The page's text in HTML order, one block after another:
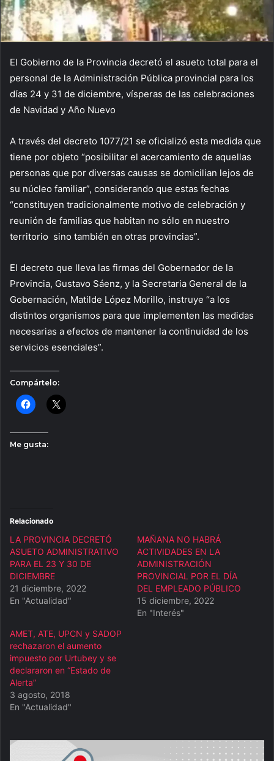
El Gobierno de la Provincia decretó el asueto total para el
personal de la Administración Pública provincial para los
días 24 y 31 de diciembre, vísperas de las celebraciones
de Navidad y Año Nuevo
A través del decreto 1077/21 se oficializó esta medida que
tiene por objeto “posibilitar el acercamiento de aquellas
personas que por diversas causas se domicilian lejos de
su núcleo familiar”, considerando que estas fechas
“constituyen tradicionalmente motivo de celebración y
reunión de familias que habitan no sólo en nuestro
territorio sino también en otras provincias”.
El decreto que lleva las firmas del Gobernador de la
Provincia, Gustavo Sáenz, y la Secretaria General de la
Gobernación, Matilde López Morillo, instruye “a los
distintos organismos para que implementen las medidas
necesarias a efectos de mantener la continuidad de los
servicios esenciales”.
Compártelo:
Me gusta:
Relacionado
LA PROVINCIA DECRETÓ
ASUETO ADMINISTRATIVO
PARA EL 23 Y 30 DE
DICIEMBRE
21 diciembre, 2022
En "Actualidad"
MAÑANA NO HABRÁ
ACTIVIDADES EN LA
ADMINISTRACIÓN
PROVINCIAL POR EL DÍA
DEL EMPLEADO PÚBLICO
15 diciembre, 2022
En "Interés"
AMET, ATE, UPCN y SADOP
rechazaron el aumento
impuesto por Urtubey y se
declararon en “Estado de
Alerta”
3 agosto, 2018
En "Actualidad"